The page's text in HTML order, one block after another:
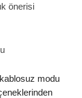
önerisi
modu